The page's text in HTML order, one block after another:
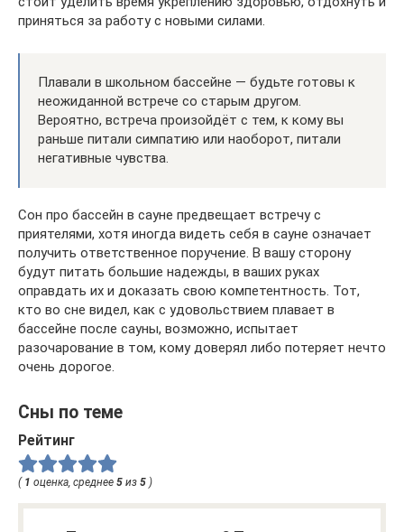
приняться за работу с новыми силами.
Плавали в школьном бассейне — будьте готовы к
неожиданной встрече со старым другом.
Вероятно, встреча произойдёт с тем, к кому вы
раньше питали симпатию или наоборот, питали
негативные чувства.
Сон про бассейн в сауне предвещает встречу с
приятелями, хотя иногда видеть себя в сауне означает
получить ответственное поручение. В вашу сторону
будут питать большие надежды, в ваших руках
оправдать их и доказать свою компетентность. Тот,
кто во сне видел, как с удовольствием плавает в
бассейне после сауны, возможно, испытает
разочарование в том, кому доверял либо потеряет нечто
очень дорогое.
Сны по теме
Рейтинг
( 1 оценка, среднее 5 из 5 )